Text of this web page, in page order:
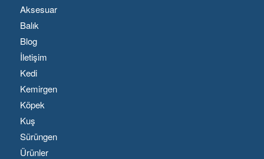
Aksesuar
Balık
Blog
İletişim
Kedi
Kemirgen
Köpek
Kuş
Sürüngen
Ürünler